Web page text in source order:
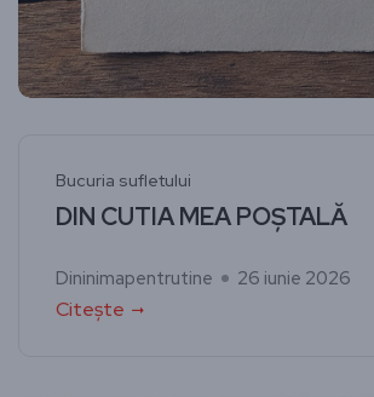
Bucuria sufletului
DIN CUTIA MEA POȘTALĂ
Dininimapentrutine 26 iunie 2026
Citește